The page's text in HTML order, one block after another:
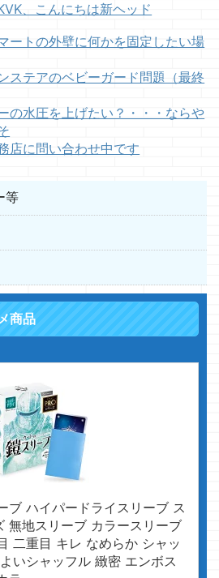
、こんにちは新ヘッド
ートの外壁に何かを固定したい場
ステアのベビーガード問題（最終
の水圧を上げたい？・・・ならや
店に問い合わせ中です
等
商品
ブ ハイパードライスリーブ ス
無地スリーブ カラースリーブ
二重目 キレ なめらか シャッ
いシャッフル 緻密 エンボス